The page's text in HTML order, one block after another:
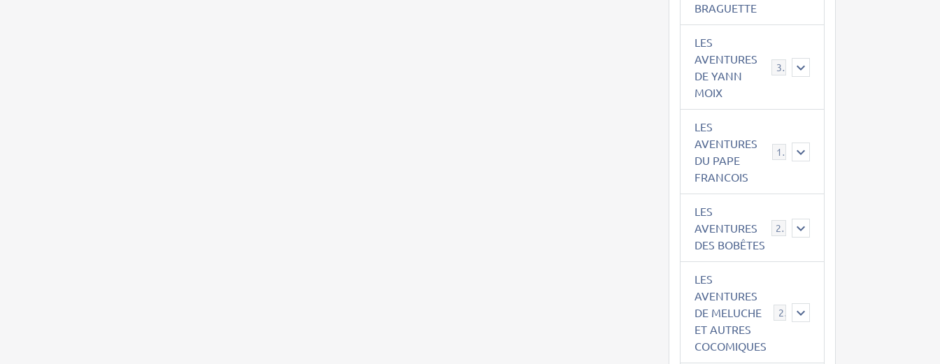
BRAGUETTE
LES
AVENTURES
DE YANN
MOIX
39
LES
AVENTURES
DU PAPE
FRANCOIS
15
LES
AVENTURES
DES BOBÊTES
23
LES
AVENTURES
DE MELUCHE
ET AUTRES
COCOMIQUES
22